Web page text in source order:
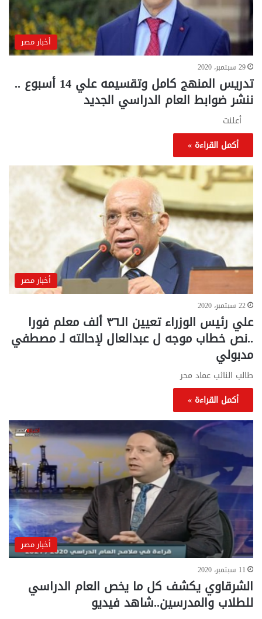
أخبار مصر
29 سبتمبر، 2020
تدريس المنهج كامل وتقسيمه علي 14 أسبوع ..
ننشر ضوابط العام الدراسي الجديد
أعلنت
أكمل القراءة »
أخبار مصر
22 سبتمبر، 2020
علي رئيس الوزراء تعيين الـ٣٦ ألف معلم فورا
..نص خطاب موجه ل عبدالعال لإحالته لـ مصطفي
مدبولي
طالب النائب عماد محر
أكمل القراءة »
أخبار مصر
11 سبتمبر، 2020
الشرقاوي يكشف كل ما يخص العام الدراسي
للطلاب والمدرسين..شاهد فيديو